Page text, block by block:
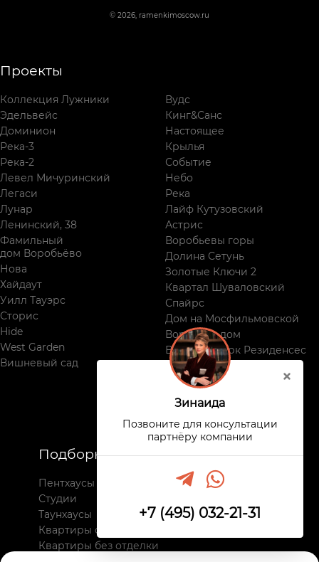
Подборки
Пентхаусы
Студии
Таунхаусы
Квартиры с отделкой
Квартиры без отделки
Недвижимость
Все комплексы
Вторичное жильё
Проекты
Коллекция Лужники
Эдельвейс
Доминион
Река-3
Река-2
Левел Мичуринский
Легаси
Лунар
Ленинский, 38
Фамильный
дом Воробьёво
Нова
Хайдаут
Уилл Тауэрс
Сторис
Hide
West Garden
Вишневый сад
Вудс
Кинг&Санс
Настоящее
Крылья
Событие
Небо
Река
Лайф Кутузовский
Астрис
Воробьевы горы
Долина Сетунь
Золотые Ключи 2
Квартал Шуваловский
Спайрс
Дом на Мосфильмовской
Воробьев дом
Виктори Парк Резиденсес
Поклонная, 9
© 2026, ramenkimoscow.ru
Зинаида
Позвоните для консультации
партнёру компании
+7 (495) 032-21-31